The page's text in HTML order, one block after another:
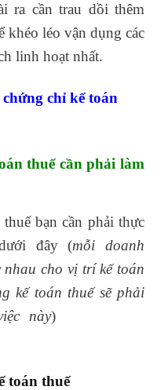
ra cần trau dồi thêm
khéo léo vận dụng các
linh hoạt nhất.
chỉ kế toán
thuế cần phải làm
bạn cần phải thực
đây (mỗi doanh
nhau cho vị trí kế toán
kế toán thuế sẽ phải
này)
toán thuế